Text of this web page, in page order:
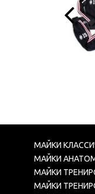
МАЙКИ
МАЙКИ
МАЙКИ
МАЙКИ